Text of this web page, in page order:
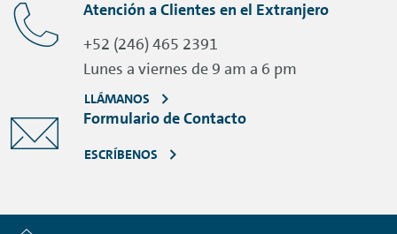
Atención a Clientes en el Extranjero
+52 (246) 465 2391
Lunes a viernes de 9 am a 6 pm
LLÁMANOS
Formulario de Contacto
ESCRÍBENOS